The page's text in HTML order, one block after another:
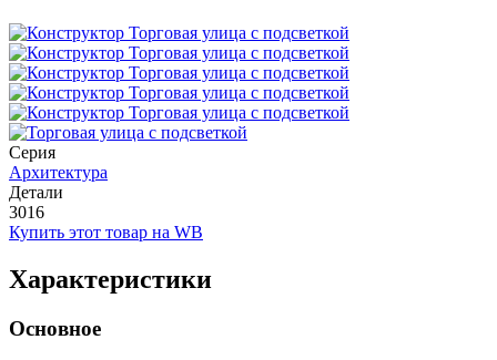
Серия
Архитектура
Детали
3016
Купить этот товар на WB
Характеристики
Основное